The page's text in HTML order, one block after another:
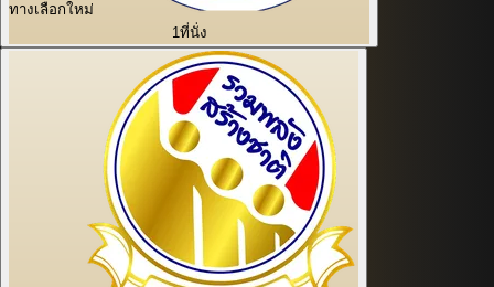
ทางเลือกใหม่
1ที่นั่ง